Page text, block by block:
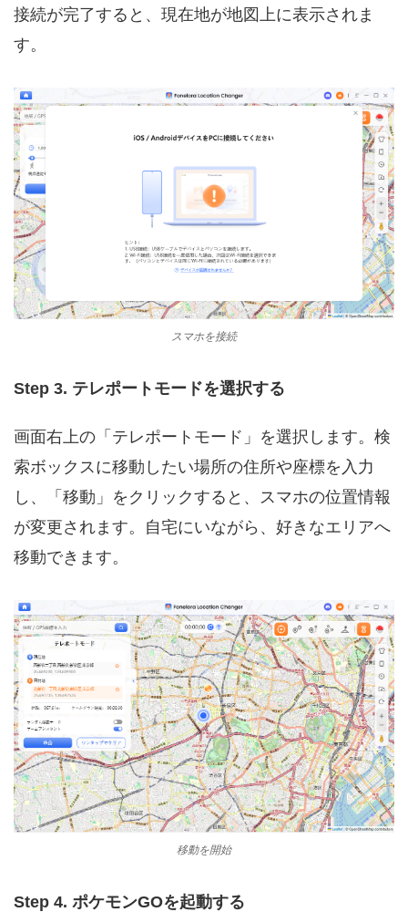
接続が完了すると、現在地が地図上に表示されま
す。
スマホを接続
Step 3. テレポートモードを選択する
画面右上の「テレポートモード」を選択します。検
索ボックスに移動したい場所の住所や座標を入力
し、「移動」をクリックすると、スマホの位置情報
が変更されます。自宅にいながら、好きなエリアへ
移動できます。
移動を開始
Step 4. ポケモンGOを起動する